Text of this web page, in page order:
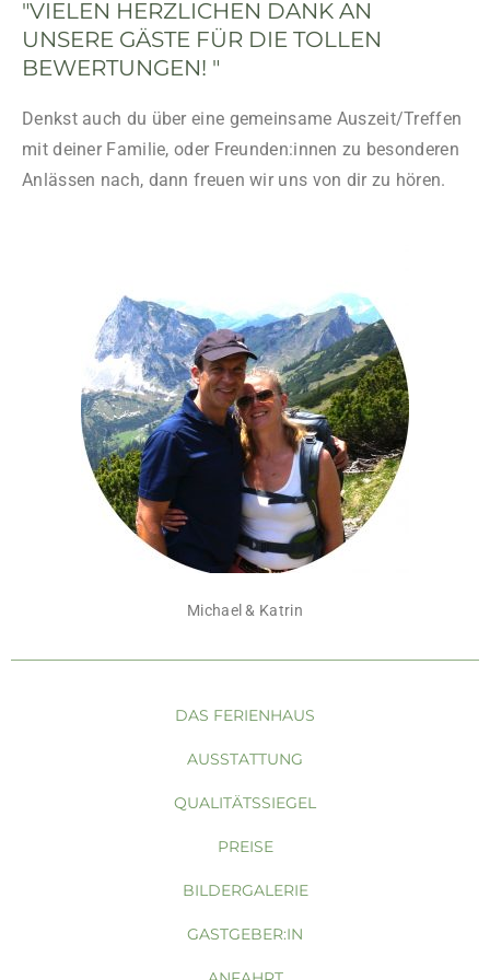
"VIELEN HERZLICHEN DANK AN
UNSERE GÄSTE FÜR DIE TOLLEN
BEWERTUNGEN! "
Denkst auch du über eine gemeinsame Auszeit/Treffen
mit deiner Familie, oder Freunden:innen zu besonderen
Anlässen nach, dann freuen wir uns von dir zu hören.
Michael & Katrin
DAS FERIENHAUS
AUSSTATTUNG
QUALITÄTSSIEGEL
PREISE
BILDERGALERIE
GASTGEBER:IN